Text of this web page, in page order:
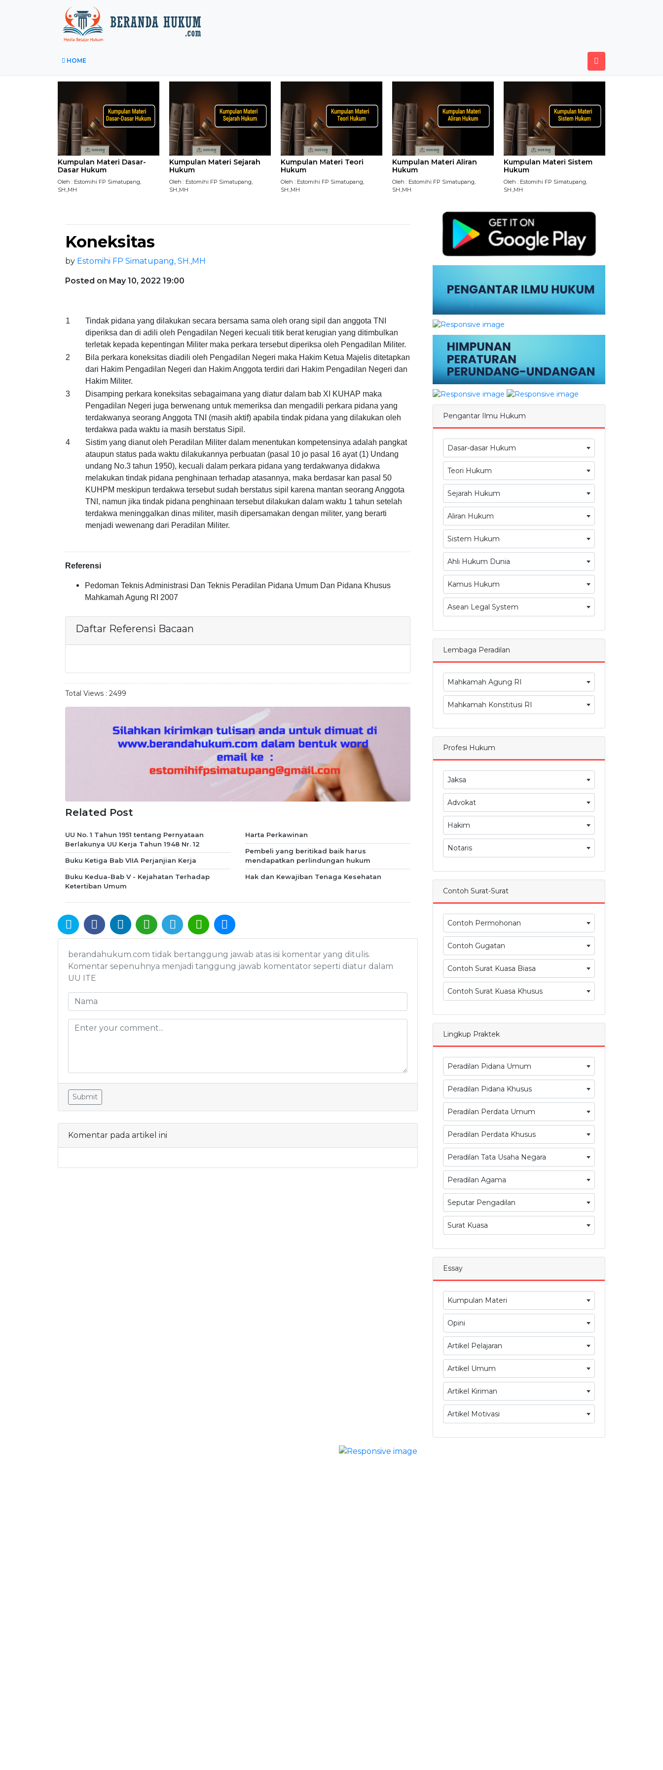
HOME
Kumpulan Materi Dasar-
Dasar Hukum
Oleh : Estomihi FP Simatupang,
SH.,MH
Kumpulan Materi Sejarah
Hukum
Oleh : Estomihi FP Simatupang,
SH.,MH
Kumpulan Materi Teori
Hukum
Oleh : Estomihi FP Simatupang,
SH.,MH
Kumpulan Materi Aliran
Hukum
Oleh : Estomihi FP Simatupang,
SH.,MH
Kumpulan Materi Sistem
Hukum
Oleh : Estomihi FP Simatupang,
SH.,MH
Koneksitas
by Estomihi FP Simatupang, SH.,MH
Posted on May 10, 2022 19:00
1
Tindak pidana yang dilakukan secara bersama sama oleh orang sipil dan anggota TNI
diperiksa dan di adili oleh Pengadilan Negeri kecuali titik berat kerugian yang ditimbulkan
terletak kepada kepentingan Militer maka perkara tersebut diperiksa oleh Pengadilan Militer.
2
Bila perkara koneksitas diadili oleh Pengadilan Negeri maka Hakim Ketua Majelis ditetapkan
dari Hakim Pengadilan Negeri dan Hakim Anggota terdiri dari Hakim Pengadilan Negeri dan
Hakim Militer.
3
Disamping perkara koneksitas sebagaimana yang diatur dalam bab XI KUHAP maka
Pengadilan Negeri juga berwenang untuk memeriksa dan mengadili perkara pidana yang
terdakwanya seorang Anggota TNI (masih aktif) apabila tindak pidana yang dilakukan oleh
terdakwa pada waktu ia masih berstatus Sipil.
4
Sistim yang dianut oleh Peradilan Militer dalam menentukan kompetensinya adalah pangkat
ataupun status pada waktu dilakukannya perbuatan (pasal 10 jo pasal 16 ayat (1) Undang
undang No.3 tahun 1950), kecuali dalam perkara pidana yang terdakwanya didakwa
melakukan tindak pidana penghinaan terhadap atasannya, maka berdasar kan pasal 50
KUHPM meskipun terdakwa tersebut sudah berstatus sipil karena mantan seorang Anggota
TNI, namun jika tindak pidana penghinaan tersebut dilakukan dalam waktu 1 tahun setelah
terdakwa meninggalkan dinas militer, masih dipersamakan dengan militer, yang berarti
menjadi wewenang dari Peradilan Militer.
Referensi
Pedoman Teknis Administrasi Dan Teknis Peradilan Pidana Umum Dan Pidana Khusus
Mahkamah Agung RI 2007
Daftar Referensi Bacaan
Total Views : 2499
Related Post
UU No. 1 Tahun 1951 tentang Pernyataan
Berlakunya UU Kerja Tahun 1948 Nr. 12
Buku Ketiga Bab VIIA Perjanjian Kerja
Buku Kedua-Bab V - Kejahatan Terhadap
Ketertiban Umum
Harta Perkawinan
Pembeli yang beritikad baik harus
mendapatkan perlindungan hukum
Hak dan Kewajiban Tenaga Kesehatan
berandahukum.com tidak bertanggung jawab atas isi komentar yang ditulis.
Komentar sepenuhnya menjadi tanggung jawab komentator seperti diatur dalam
UU ITE
Submit
Komentar pada artikel ini
Pengantar Ilmu Hukum
Dasar-dasar Hukum
Teori Hukum
Sejarah Hukum
Aliran Hukum
Sistem Hukum
Ahli Hukum Dunia
Kamus Hukum
Asean Legal System
Lembaga Peradilan
Mahkamah Agung RI
Mahkamah Konstitusi RI
Profesi Hukum
Jaksa
Advokat
Hakim
Notaris
Contoh Surat-Surat
Contoh Permohonan
Contoh Gugatan
Contoh Surat Kuasa Biasa
Contoh Surat Kuasa Khusus
Lingkup Praktek
Peradilan Pidana Umum
Peradilan Pidana Khusus
Peradilan Perdata Umum
Peradilan Perdata Khusus
Peradilan Tata Usaha Negara
Peradilan Agama
Seputar Pengadilan
Surat Kuasa
Essay
Kumpulan Materi
Opini
Artikel Pelajaran
Artikel Umum
Artikel Kiriman
Artikel Motivasi